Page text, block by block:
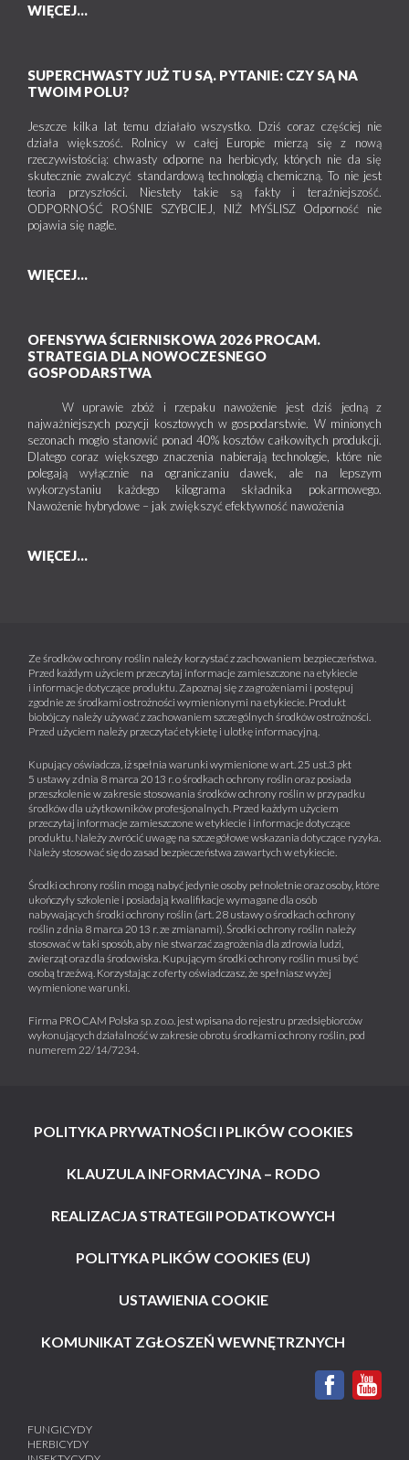
WIĘCEJ...
SUPERCHWASTY JUŻ TU SĄ. PYTANIE: CZY SĄ NA
TWOIM POLU?
Jeszcze kilka lat temu działało wszystko. Dziś coraz częściej nie
działa większość. Rolnicy w całej Europie mierzą się z nową
rzeczywistością: chwasty odporne na herbicydy, których nie da się
skutecznie zwalczyć standardową technologią chemiczną. To nie jest
teoria przyszłości. Niestety takie są fakty i teraźniejszość.
ODPORNOŚĆ ROŚNIE SZYBCIEJ, NIŻ MYŚLISZ Odporność nie
pojawia się nagle.
WIĘCEJ...
OFENSYWA ŚCIERNISKOWA 2026 PROCAM.
STRATEGIA DLA NOWOCZESNEGO
GOSPODARSTWA
W uprawie zbóż i rzepaku nawożenie jest dziś jedną z
najważniejszych pozycji kosztowych w gospodarstwie. W minionych
sezonach mogło stanowić ponad 40% kosztów całkowitych produkcji.
Dlatego coraz większego znaczenia nabierają technologie, które nie
polegają wyłącznie na ograniczaniu dawek, ale na lepszym
wykorzystaniu każdego kilograma składnika pokarmowego.
Nawożenie hybrydowe – jak zwiększyć efektywność nawożenia
WIĘCEJ...
Ze środków ochrony roślin należy korzystać z zachowaniem bezpieczeństwa.
Przed każdym użyciem przeczytaj informacje zamieszczone na etykiecie
i informacje dotyczące produktu. Zapoznaj się z zagrożeniami i postępuj
zgodnie ze środkami ostrożności wymienionymi na etykiecie. Produkt
biobójczy należy używać z zachowaniem szczególnych środków ostrożności.
Przed użyciem należy przeczytać etykietę i ulotkę informacyjną.
Kupujący oświadcza, iż spełnia warunki wymienione w art. 25 ust.3 pkt
5 ustawy z dnia 8 marca 2013 r. o środkach ochrony roślin oraz posiada
przeszkolenie w zakresie stosowania środków ochrony roślin w przypadku
środków dla użytkowników profesjonalnych. Przed każdym użyciem
przeczytaj informacje zamieszczone w etykiecie i informacje dotyczące
produktu. Należy zwrócić uwagę na szczegółowe wskazania dotyczące ryzyka.
Należy stosować się do zasad bezpieczeństwa zawartych w etykiecie.
Środki ochrony roślin mogą nabyć jedynie osoby pełnoletnie oraz osoby, które
ukończyły szkolenie i posiadają kwalifikacje wymagane dla osób
nabywających środki ochrony roślin (art. 28 ustawy o środkach ochrony
roślin z dnia 8 marca 2013 r. ze zmianami). Środki ochrony roślin należy
stosować w taki sposób, aby nie stwarzać zagrożenia dla zdrowia ludzi,
zwierząt oraz dla środowiska. Kupującym środki ochrony roślin musi być
osobą trzeźwą. Korzystając z oferty oświadczasz, że spełniasz wyżej
wymienione warunki.
Firma PROCAM Polska sp. z o.o. jest wpisana do rejestru przedsiębiorców
wykonujących działalność w zakresie obrotu środkami ochrony roślin, pod
numerem 22/14/7234.
POLITYKA PRYWATNOŚCI I PLIKÓW COOKIES
KLAUZULA INFORMACYJNA – RODO
REALIZACJA STRATEGII PODATKOWYCH
POLITYKA PLIKÓW COOKIES (EU)
USTAWIENIA COOKIE
KOMUNIKAT ZGŁOSZEŃ WEWNĘTRZNYCH
FUNGICYDY
HERBICYDY